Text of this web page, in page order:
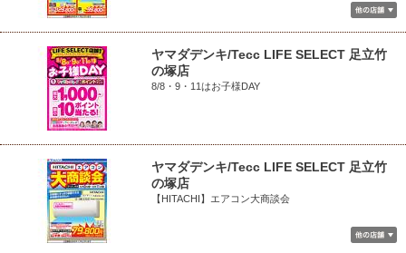
ヤマダデンキ/Tecc LIFE SELECT 足立竹
の塚店
8/8・9・11はお子様DAY
ヤマダデンキ/Tecc LIFE SELECT 足立竹
の塚店
【HITACHI】エアコン大商談会